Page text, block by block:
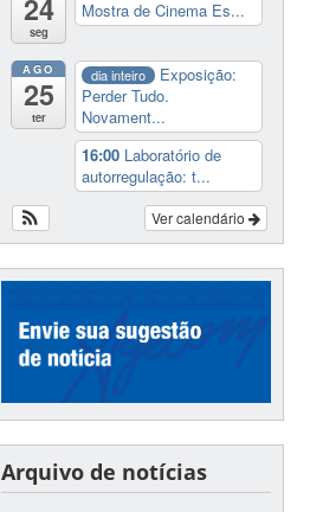
24
seg
Mostra de Cinema Es...
AGO
25
ter
dia inteiro
Exposição:
Perder Tudo.
Novament...
16:00 Laboratório de
autorregulação: t...
Ver calendário
Arquivo de notícias